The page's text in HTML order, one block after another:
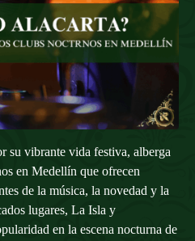
su vibrante vida festiva, alberga
en Medellín que ofrecen
de la música, la novedad y la
lugares, La Isla y
en la escena nocturna de